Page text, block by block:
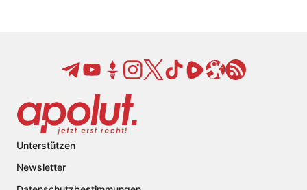
Unterstützen
Newsletter